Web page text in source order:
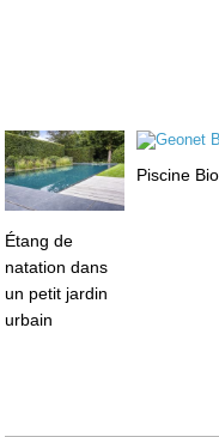
Étang de
natation dans
un petit jardin
urbain
Piscine